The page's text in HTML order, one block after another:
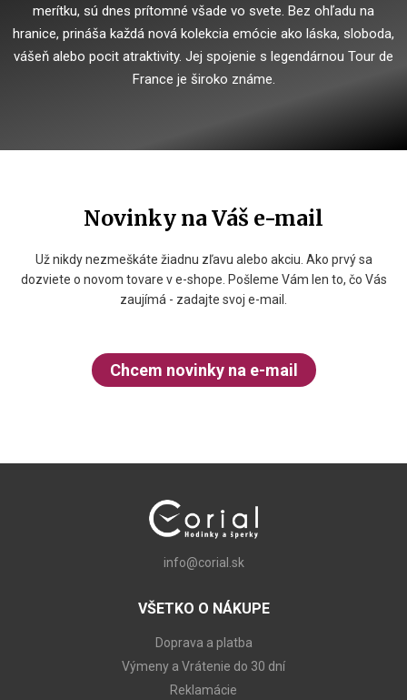
merítku, sú dnes prítomné všade vo svete. Bez ohľadu na
hranice, prináša každá nová kolekcia emócie ako láska, sloboda,
vášeň alebo pocit atraktivity. Jej spojenie s legendárnou Tour de
France je široko známe.
Novinky na Váš e-mail
Už nikdy nezmeškáte žiadnu zľavu alebo akciu. Ako prvý sa
dozviete o novom tovare v e-shope. Pošleme Vám len to, čo Vás
zaujímá - zadajte svoj e-mail.
Chcem novinky na e-mail
info@corial.sk
VŠETKO O NÁKUPE
Doprava a platba
Výmeny a Vrátenie do 30 dní
Reklamácie